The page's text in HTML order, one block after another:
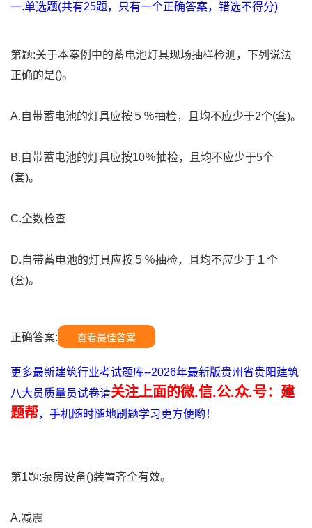
一.单选题(共有25题，只有一个正确答案，错选不得分)
第题:关于本案例中的蓄电池灯具现场抽样检测，下列说法
正确的是()。
A.自带蓄电池的灯具应按５％抽检，且均不应少于2个(套)。
B.自带蓄电池的灯具应按10％抽检，且均不应少于5个
(套)。
C.全数检查
D.自带蓄电池的灯具应按５％抽检，且均不应少于１个
(套)。
正确答案: 查看最佳答案
更多最新建筑行业考试题库--2026年最新版贵州省贵阳建筑
八大员质量员试卷请关注上面的微.信.公.众.号：建
题帮，手机随时随地刷题学习更方便哟！
第1题:泵房设备()装置齐全有效。
A.减震